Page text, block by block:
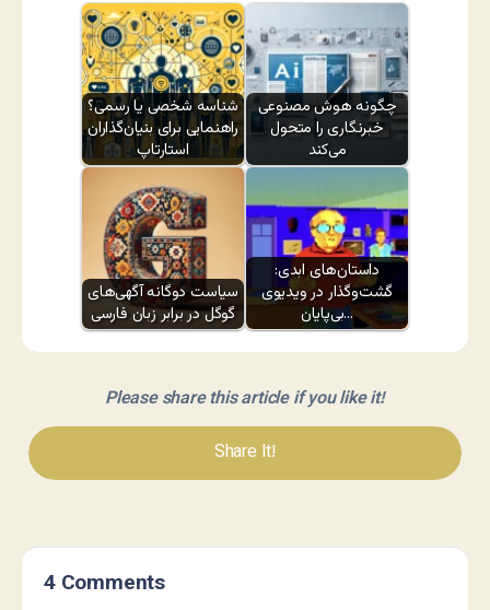
شناسه شخصی یا رسمی؟
راهنمایی برای بنیان‌گذاران
استارتاپ
چگونه هوش مصنوعی
خبرنگاری را متحول
می‌کند
سیاست دوگانه آگهی‌های
گوگل در برابر زبان فارسی
داستان‌های ابدی:
گشت‌وگذار در ویدیوی
بی‌پایان…
Please share this article if you like it!
Share It!
4 Comments